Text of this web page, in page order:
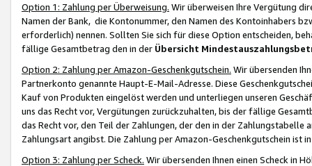
Option 1: Zahlung per Überweisung. Wir überweisen Ihre Vergütung
Namen der Bank, die Kontonummer, den Namen des Kontoinhabers
erforderlich) nennen. Sollten Sie sich für diese Option entscheiden,
fällige Gesamtbetrag den in der Übersicht
Option 2: Zahlung per Amazon-Geschenkgutschein. Wir übersenden
Partnerkonto genannte Haupt-E-Mail-Adresse. Diese
Kauf von Produkten eingelöst werden und unterliegen unseren
uns das Recht vor, Vergütungen zurückzuhalten, bis der fällige
das Recht vor, den Teil der Zahlungen, der den in der
Zahlungsart angibst. Die Zahlung per Amazon-Geschenkgutschein ist
Option 3: Zahlung per Scheck. Wir übersenden Ihnen einen Scheck in